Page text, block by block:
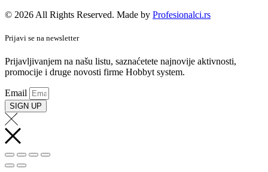
© 2026 All Rights Reserved. Made by Profesionalci.rs
Prijavi se na newsletter
Prijavljivanjem na našu listu, saznaćetete najnovije aktivnosti,
promocije i druge novosti firme Hobbyt system.
Email
SIGN UP